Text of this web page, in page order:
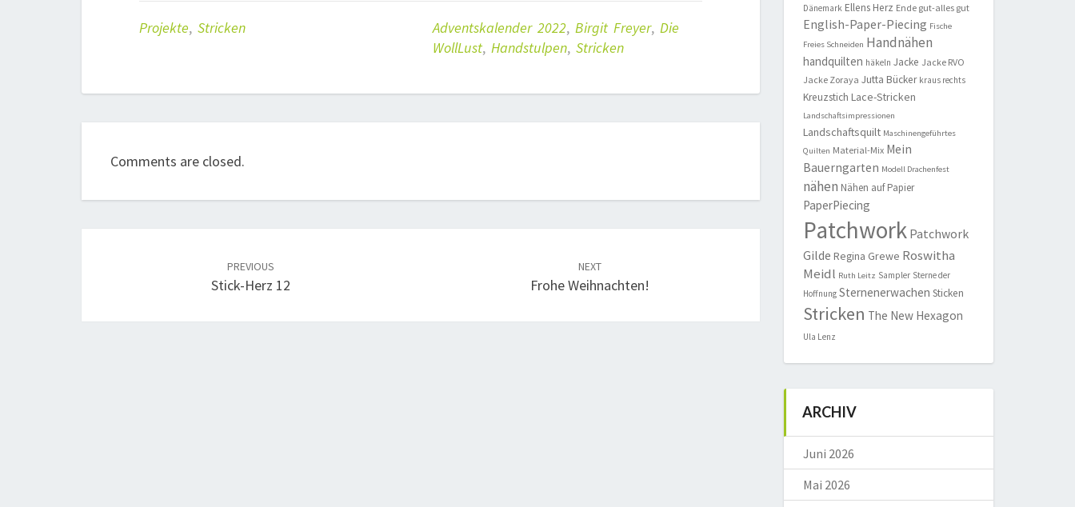
Projekte, Stricken Adventskalender 2022, Birgit Freyer, Die
WollLust, Handstulpen, Stricken
Comments are closed.
PREVIOUS
Stick-Herz 12
NEXT
Frohe Weihnachten!
Dänemark Ellens Herz Ende gut-alles gut
English-Paper-Piecing Fische
Freies Schneiden Handnähen
handquilten häkeln Jacke Jacke RVO
Jacke Zoraya Jutta Bücker kraus rechts
Kreuzstich Lace-Stricken
Landschaftsimpressionen
Landschaftsquilt Maschinengeführtes
Quilten Material-Mix Mein
Bauerngarten Modell Drachenfest
nähen Nähen auf Papier
PaperPiecing
Patchwork Patchwork
Gilde Regina Grewe Roswitha
Meidl Ruth Leitz Sampler Sterne der
Hoffnung Sternenerwachen Sticken
Stricken The New Hexagon
Ula Lenz
ARCHIV
Juni 2026
Mai 2026